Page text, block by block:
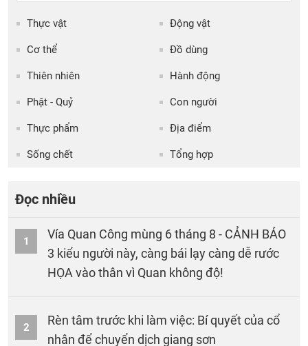
Thực vật Động vật
Cơ thể Đồ dùng
Thiên nhiên Hành động
Phật - Quỷ Con người
Thực phẩm Địa điểm
Sống chết Tổng hợp
Đọc nhiều
1
Vía Quan Công mùng 6 tháng 8 - CẢNH BÁO
3 kiểu người này, càng bái lạy càng dễ rước
HỌA vào thân vì Quan không độ!
2
Rèn tâm trước khi làm việc: Bí quyết của cổ
nhân để chuyển dịch giang sơn